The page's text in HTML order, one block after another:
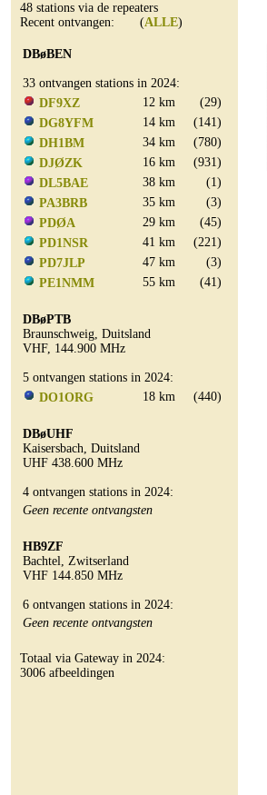
48 stations via de repeaters
Recent ontvangen: (ALLE)
DBøBEN
33 ontvangen stations in 2024:
DF9XZ
12 km
(29)
DG8YFM
14 km
(141)
DH1BM
34 km
(780)
DJØZK
16 km
(931)
DL5BAE
38 km
(1)
PA3BRB
35 km
(3)
PDØA
29 km
(45)
PD1NSR
41 km
(221)
PD7JLP
47 km
(3)
PE1NMM
55 km (41)
DBøPTB
Braunschweig, Duitsland
VHF, 144.900 MHz
5 ontvangen stations in 2024:
DO1ORG
18 km (440)
DBøUHF
Kaisersbach, Duitsland
UHF 438.600 MHz
4 ontvangen stations in 2024:
Geen recente ontvangsten
HB9ZF
Bachtel, Zwitserland
VHF 144.850 MHz
6 ontvangen stations in 2024:
Geen recente ontvangsten
Totaal via Gateway in 2024:
3006 afbeeldingen